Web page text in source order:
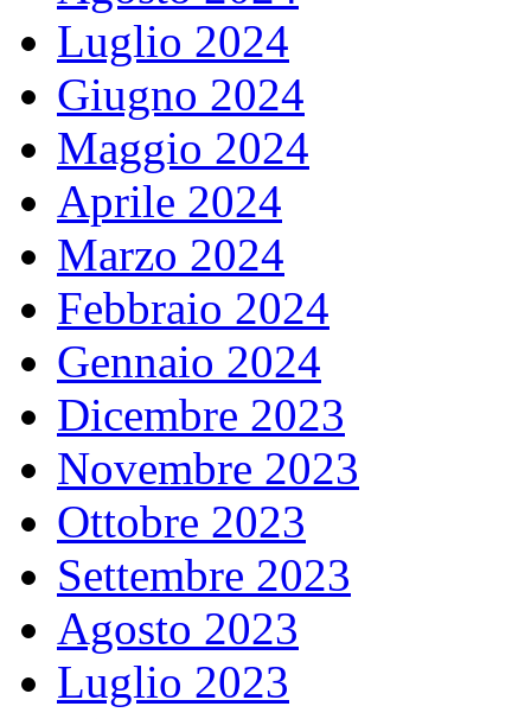
Luglio 2024
Giugno 2024
Maggio 2024
Aprile 2024
Marzo 2024
Febbraio 2024
Gennaio 2024
Dicembre 2023
Novembre 2023
Ottobre 2023
Settembre 2023
Agosto 2023
Luglio 2023